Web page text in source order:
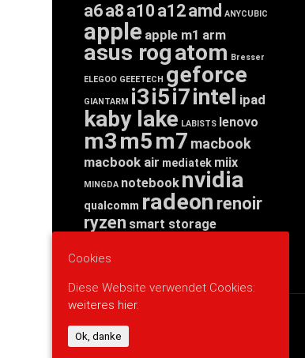
a6a8 a10 a12amd ANYCUBIC
apple apple m1 arm
asus rogatom Bresser
ELEGOO GEEETECH geforce
GIANTARM i3i5i7intel ipad
kaby lake LABISTS lenovo
m3m5m7 macbook
macbook air mediatek miix
MINGDA notebook nvidia
qualcomm radeon renoir
ryzen smart storage
threadripper
WERBUNG
Cookies
Diese Website verwendet Cookies:
weiteres hier.
Ok, danke